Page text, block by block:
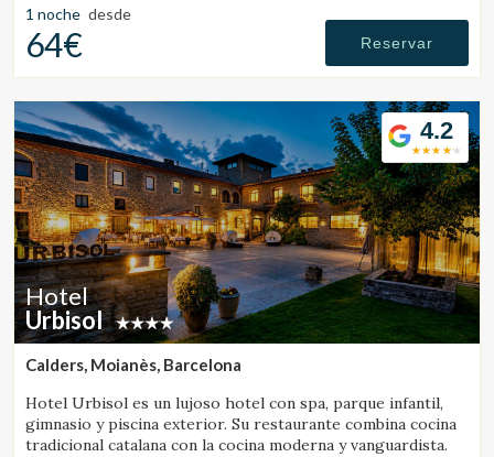
1 noche desde
64€ Reservar
4.2
Hotel
Urbisol
Calders, Moianès, Barcelona
Hotel Urbisol es un lujoso hotel con spa, parque infantil,
gimnasio y piscina exterior. Su restaurante combina cocina
tradicional catalana con la cocina moderna y vanguardista.